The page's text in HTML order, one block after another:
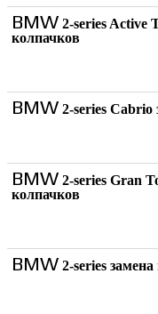
BMW 2-series Active
колпачков
BMW 2-series
BMW 2-series Gran
колпачков
BMW 2-series